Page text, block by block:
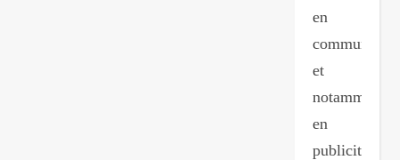
en
et
notamment
en
publicité,